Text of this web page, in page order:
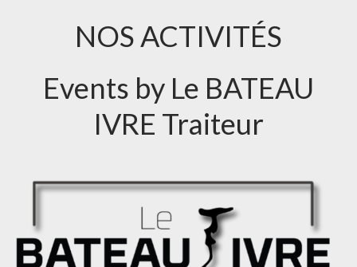
NOS ACTIVITÉS
Events by Le BATEAU
IVRE Traiteur